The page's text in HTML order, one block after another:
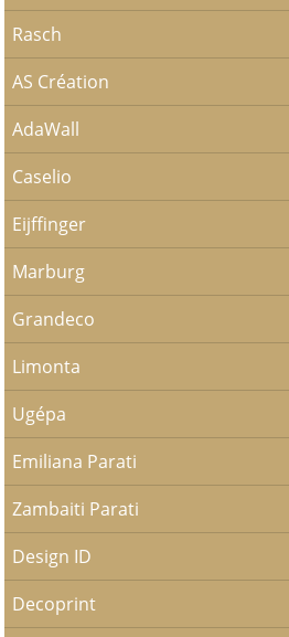
Rasch
AS Création
AdaWall
Caselio
Eijffinger
Marburg
Grandeco
Limonta
Ugépa
Emiliana Parati
Zambaiti Parati
Design ID
Decoprint